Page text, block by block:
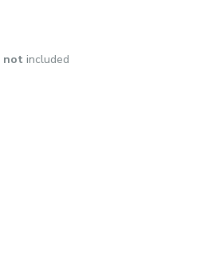
not included